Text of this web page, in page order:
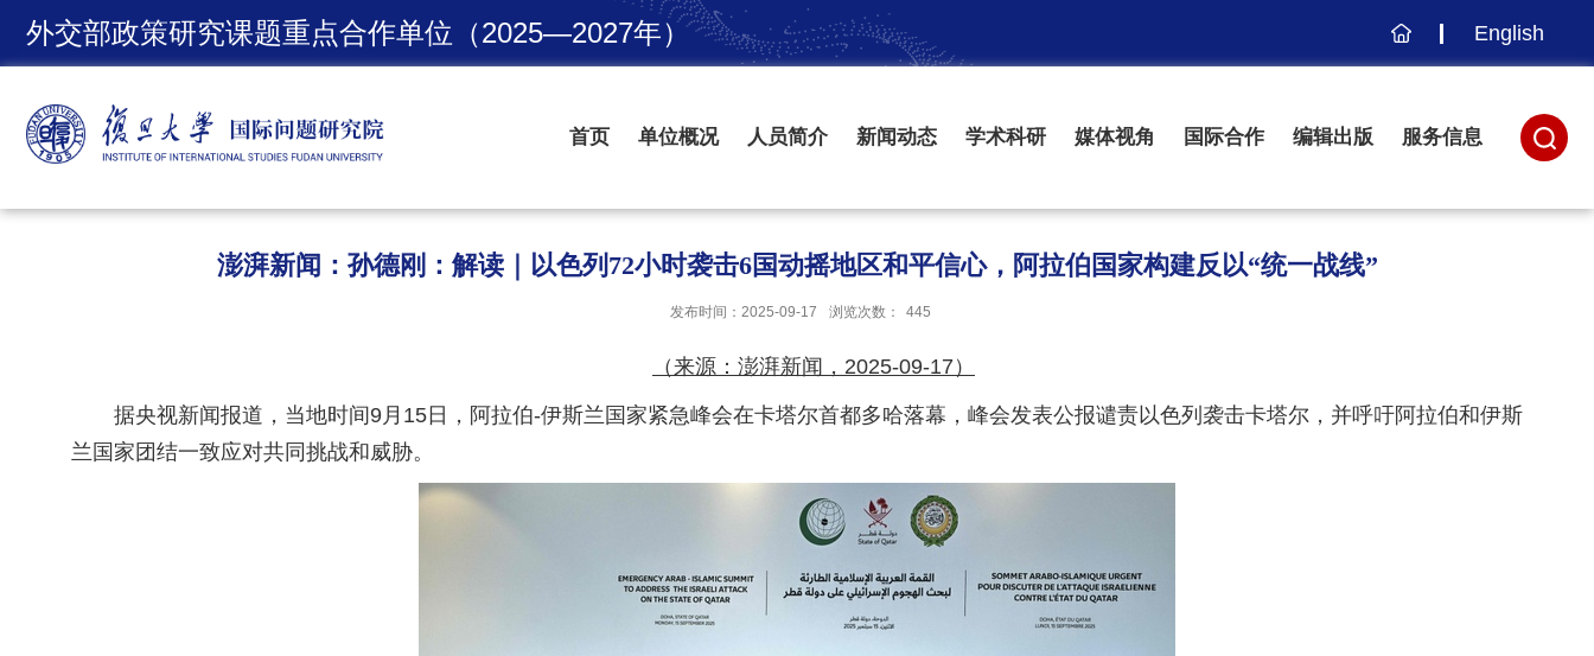
外交部政策研究课题重点合作单位（2025—2027年） 主 English
首页 单位概况 人员简介 新闻动态 学术科研 媒体视角 国际合作 编辑出版 服务信息
澎湃新闻：孙德刚：解读｜以色列72小时袭击6国动摇地区和平信心，阿拉伯国家构建反以“统一战线”
发布时间：2025-09-17 浏览次数： 445
（来源：澎湃新闻，2025-09-17）
据央视新闻报道，当地时间9月15日，阿拉伯-伊斯兰国家紧急峰会在卡塔尔首都多哈落幕，峰会发表公报谴责以色列袭击卡塔尔，并呼吁阿拉伯和伊斯
兰国家团结一致应对共同挑战和威胁。